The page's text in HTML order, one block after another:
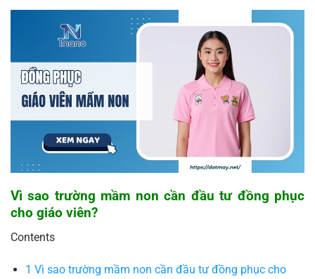
Vì sao trường mầm non cần đầu tư đồng phục
cho giáo viên?
Contents
1 Vì sao trường mầm non cần đầu tư đồng phục cho